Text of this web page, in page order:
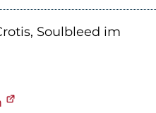
Soulbleed im